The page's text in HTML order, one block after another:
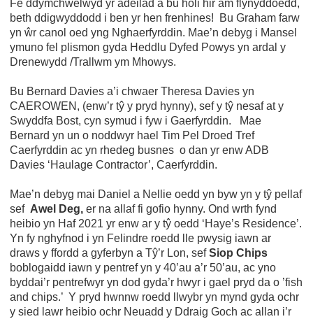
Fe ddymchwelwyd yr adeilad a bu holi hir am flynyddoedd,
beth ddigwyddodd i ben yr hen frenhines! Bu Graham farw
yn ŵr canol oed yng Nghaerfyrddin. Mae’n debyg i Mansel
ymuno fel plismon gyda Heddlu Dyfed Powys yn ardal y
Drenewydd /Trallwm ym Mhowys.
Bu Bernard Davies a’i chwaer Theresa Davies yn
CAEROWEN, (enw’r tŷ y pryd hynny), sef y tŷ nesaf at y
Swyddfa Bost, cyn symud i fyw i Gaerfyrddin. Mae
Bernard yn un o noddwyr hael Tim Pel Droed Tref
Caerfyrddin ac yn rhedeg busnes o dan yr enw ADB
Davies ‘Haulage Contractor’, Caerfyrddin.
Mae’n debyg mai Daniel a Nellie oedd yn byw yn y tŷ pellaf
sef Awel Deg, er na allaf fi gofio hynny. Ond wrth fynd
heibio yn Haf 2021 yr enw ar y tŷ oedd ‘Haye’s Residence’.
Yn fy nghyfnod i yn Felindre roedd lle pwysig iawn ar
draws y ffordd a gyferbyn a Tŷ’r Lon, sefSiop Chips
boblogaidd iawn y pentref yn y 40’au a’r 50’au, ac yno
byddai’r pentrefwyr yn dod gyda’r hwyr i gael pryd da o ’fish
and chips.’ Y pryd hwnnw roedd llwybr yn mynd gyda ochr
y sied lawr heibio ochr Neuadd y Ddraig Goch ac allan i’r